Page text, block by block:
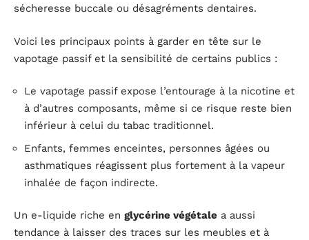
sécheresse buccale ou désagréments dentaires.
Voici les principaux points à garder en tête sur le
vapotage passif et la sensibilité de certains publics :
Le vapotage passif expose l’entourage à la nicotine et
à d’autres composants, même si ce risque reste bien
inférieur à celui du tabac traditionnel.
Enfants, femmes enceintes, personnes âgées ou
asthmatiques réagissent plus fortement à la vapeur
inhalée de façon indirecte.
Un e-liquide riche en glycérine végétale a aussi
tendance à laisser des traces sur les meubles et à